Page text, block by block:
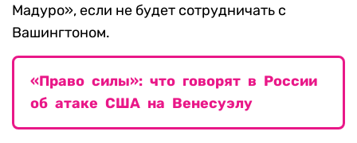
Мадуро», если не будет сотрудничать с
Вашингтоном.
«Право силы»: что говорят в России
об атаке США на Венесуэлу